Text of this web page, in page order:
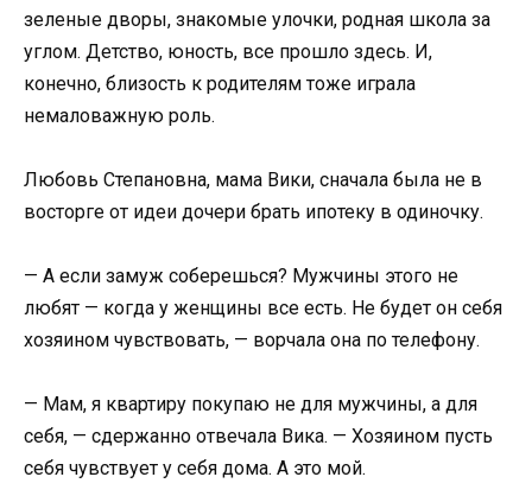
зеленые дворы, знакомые улочки, родная школа за
углом. Детство, юность, все прошло здесь. И,
конечно, близость к родителям тоже играла
немаловажную роль.
Любовь Степановна, мама Вики, сначала была не в
восторге от идеи дочери брать ипотеку в одиночку.
— А если замуж соберешься? Мужчины этого не
любят — когда у женщины все есть. Не будет он себя
хозяином чувствовать, — ворчала она по телефону.
— Мам, я квартиру покупаю не для мужчины, а для
себя, — сдержанно отвечала Вика. — Хозяином пусть
себя чувствует у себя дома. А это мой.